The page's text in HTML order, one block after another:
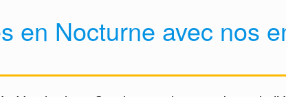
en Nocturne avec nos